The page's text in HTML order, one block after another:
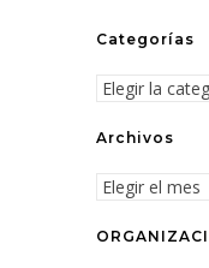
Categorías
Categorías
Archivos
Archivos